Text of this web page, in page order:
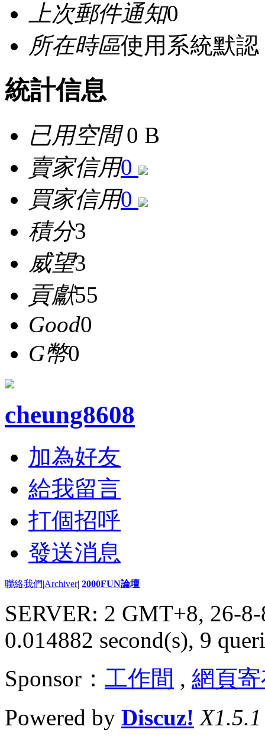
上次郵件通知0
所在時區使用系統默認
統計信息
已用空間0 B
賣家信用0
買家信用0
積分3
威望3
貢獻55
Good0
G幣0
cheung8608
加為好友
給我留言
打個招呼
發送消息
聯絡我們|Archiver| 2000FUN論壇
SERVER: 2 GMT+8, 26-
0.014882 second(s), 9
Sponsor： 工作間 , 網頁
Powered by Discuz! X1.5.1